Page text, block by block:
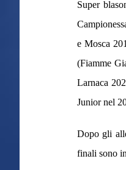
Super
e Mosca
(Fiamme
Larnaca
Junior nel
Dopo gli
finali sono